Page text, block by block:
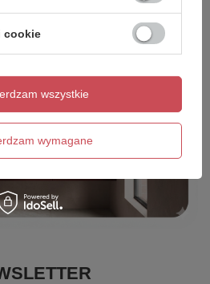
cookie
wymagane
wszystkie